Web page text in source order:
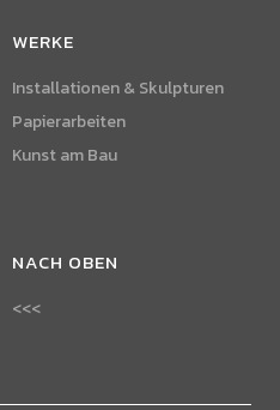
WERKE
Installationen & Skulpturen
Papierarbeiten
Kunst am Bau
NACH OBEN
<<<